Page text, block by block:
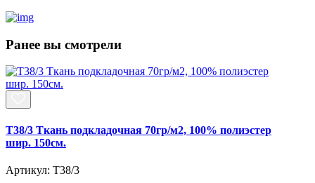
Ранее вы смотрели
T38/3 Ткань подкладочная 70гр/м2, 100% полиэстер
шир. 150см.
Артикул: T38/3